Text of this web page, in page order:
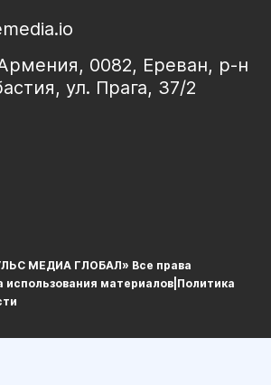
0082, Ереван, р-н
ул. Прага, 37/2
МЕДИА ГЛОБАЛ» Все права
использования материалов Политика